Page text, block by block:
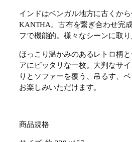
インドはベンガル地方に古くから
KANTHA。古布を繋ぎ合わせ完
フで機能的。様々なシーンに取り
ほっこり温かみのあるレトロ柄
アにピッタリな一枚。大判なサ
りとソファーを覆う、吊るす、
お楽しみいただけます。
商品規格